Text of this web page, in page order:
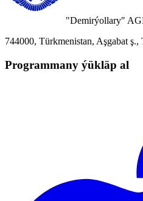
"Demirýollary"
744000, Türkmenistan, Aşgabat
Programmany ýükläp al